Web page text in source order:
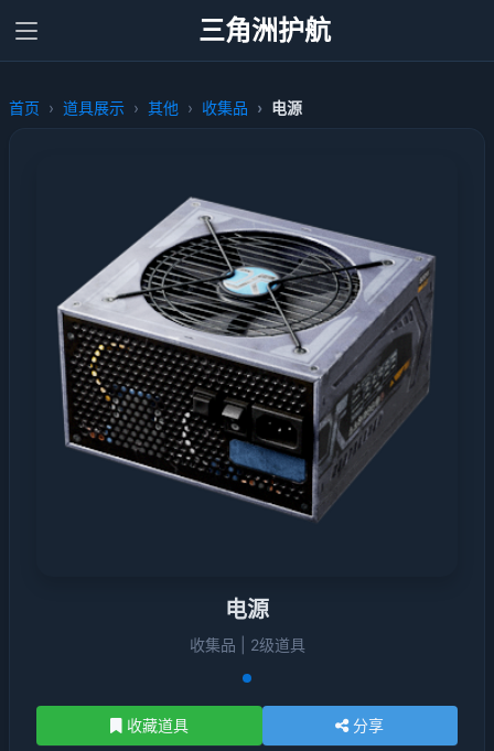
三角洲护航
首页 道具展示 其他 收集品 电源
电源
收集品 | 2级道具
收藏道具 分享